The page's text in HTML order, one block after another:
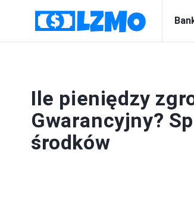
Ile pieniędzy
Gwarancyjny?
środków